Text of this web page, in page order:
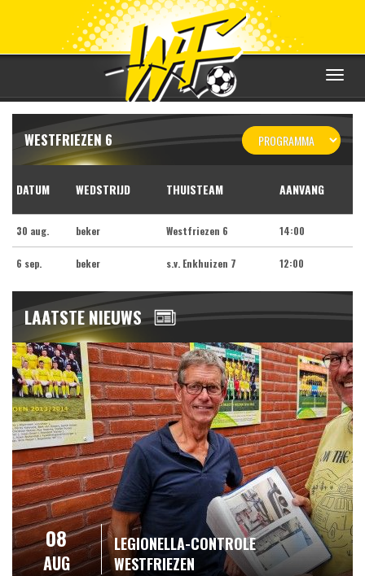
Toggle
WESTFRIEZEN 6
DATUM WEDSTRIJD THUISTEAM AANVANG
30 aug. beker Westfriezen 6 14:00
6 sep. beker s.v. Enkhuizen 7 12:00
LAATSTE NIEUWS
08
AUG
LEGIONELLA-CONTROLE
WESTFRIEZEN